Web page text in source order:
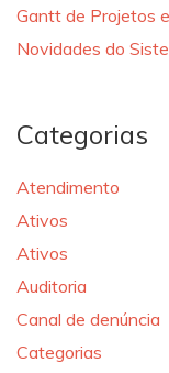
Gantt de Projetos
Novidades do
Categorias
Atendimento
Ativos
Ativos
Auditoria
Canal de denúncia
Categorias